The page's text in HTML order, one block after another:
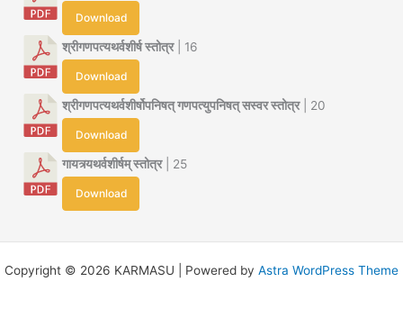
Download
श्रीगणपत्यथर्वशीर्ष स्तोत्र| 16
Download
श्रीगणपत्यथर्वशीर्षोपनिषत् गणपत्युपनिषत् सस्वर स्तोत्र| 20
Download
गायत्र्यथर्वशीर्षम् स्तोत्र| 25
Download
Copyright © 2026 KARMASU | Powered by Astra WordPress Theme